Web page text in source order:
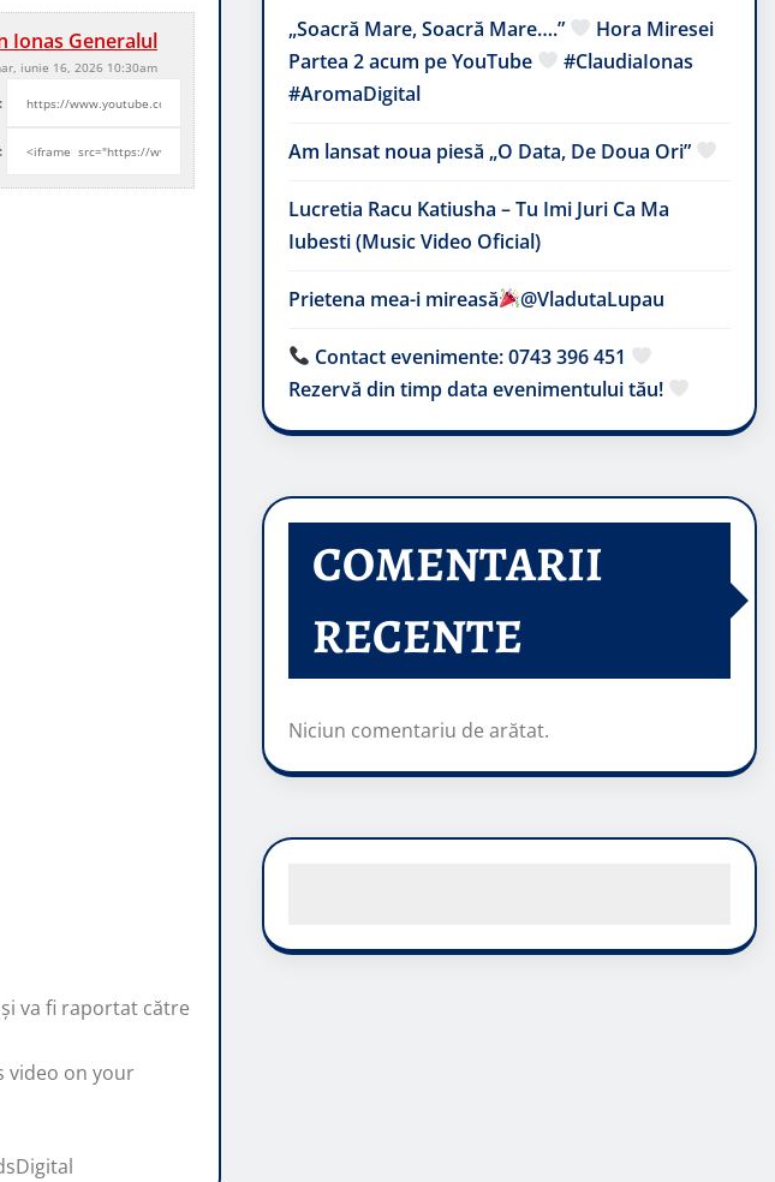
Ionas Generalul
iunie 16, 2026 10:30am
va fi raportat către
video on your
„Soacră Mare, Soacră Mare….”
Hora Miresei
Partea 2 acum pe YouTube
#ClaudiaIonas
#AromaDigital
Am lansat noua piesă „O Data, De Doua Ori”
Lucretia Racu Katiusha – Tu Imi Juri Ca Ma
Iubesti (Music Video Oficial)
Prietena mea-i mireasă​ @VladutaLupau
Contact evenimente: 0743 396 451
Rezervă din timp data evenimentului tău!
COMENTARII
RECENTE
Niciun comentariu de arătat.